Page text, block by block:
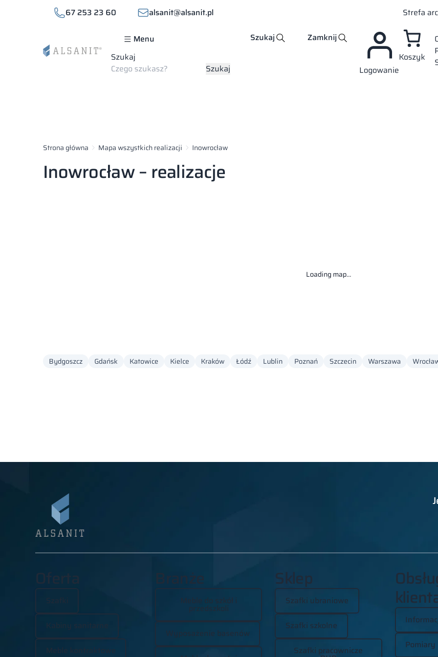
67 253 23 60 alsanit@alsanit.pl Strefa
Menu
Szukaj
Szukaj
Szukaj Zamknij
Logowanie
Koszyk
Strona główna Mapa wszystkich realizacji Inowrocław
Inowrocław – realizacje
Loading map…
Bydgoszcz Gdańsk Katowice Kielce Kraków Łódź Lublin Poznań Szczecin Warszawa
Oferta
Kabiny sanitarne
Meble kontraktowe
Branże
Wyposażenie basenów
Sklep
Szafki ubraniowe
Szafki szkolne
Szafki pracownicze Pomiary